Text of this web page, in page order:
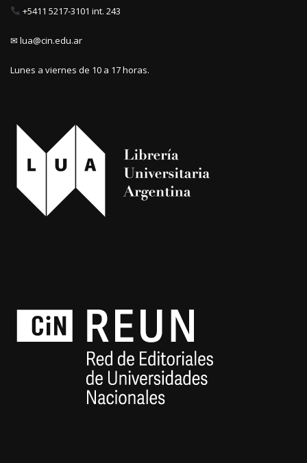
+5411 5217-3101 int. 243
✉ lua@cin.edu.ar
Lunes a viernes de 10 a 17 horas.